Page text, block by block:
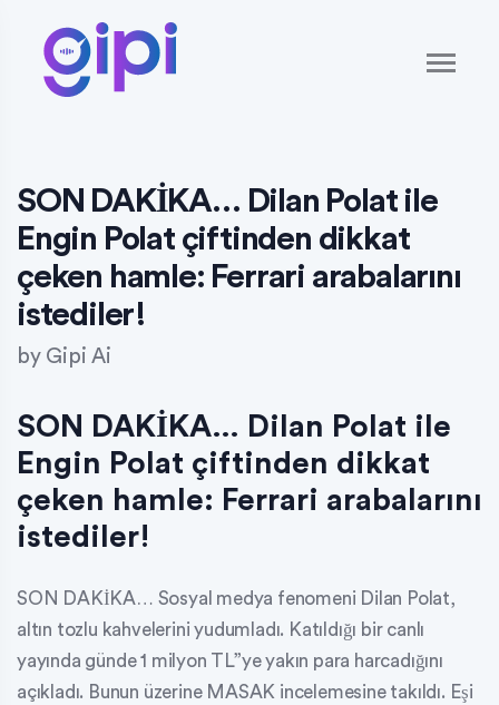
SON DAKİKA… Dilan Polat ile
Engin Polat çiftinden dikkat
çeken hamle: Ferrari arabalarını
istediler!
by Gipi Ai
SON DAKİKA… Dilan Polat ile
Engin Polat çiftinden dikkat
çeken hamle: Ferrari arabalarını
istediler!
SON DAKİKA… Sosyal medya fenomeni Dilan Polat,
altın tozlu kahvelerini yudumladı. Katıldığı bir canlı
yayında günde 1 milyon TL”ye yakın para harcadığını
açıkladı. Bunun üzerine MASAK incelemesine takıldı. Eşi